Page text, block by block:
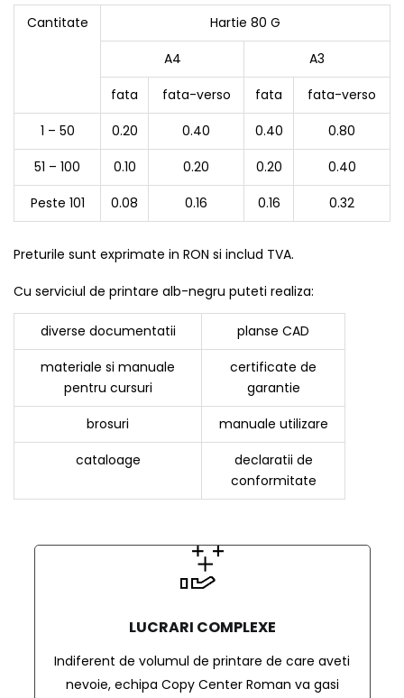
Cantitate
Hartie 80 G
A4
A3
fata
fata-verso fata
fata-verso
1 – 50
0.20 0.40 0.40
0.80
51 – 100
0.10 0.20 0.20
0.40
Peste 101
0.08 0.16 0.16 0.32
Preturile sunt exprimate in RON si includ TVA.
Cu serviciul de printare alb-negru puteti realiza:
diverse documentatii
planse CAD
materiale si manuale
pentru cursuri
certificate de
garantie
brosuri
manuale utilizare
cataloage
declaratii de
conformitate
LUCRARI COMPLEXE
Indiferent de volumul de printare de care aveti
nevoie, echipa Copy Center Roman va gasi